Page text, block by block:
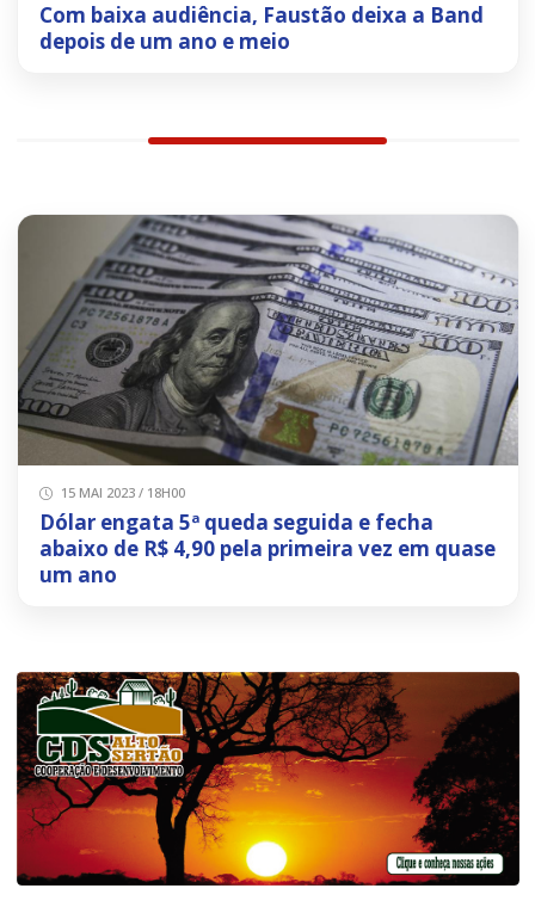
Com baixa audiência, Faustão deixa a Band
depois de um ano e meio
15 MAI 2023 / 18H00
Dólar engata 5ª queda seguida e fecha
abaixo de R$ 4,90 pela primeira vez em quase
um ano